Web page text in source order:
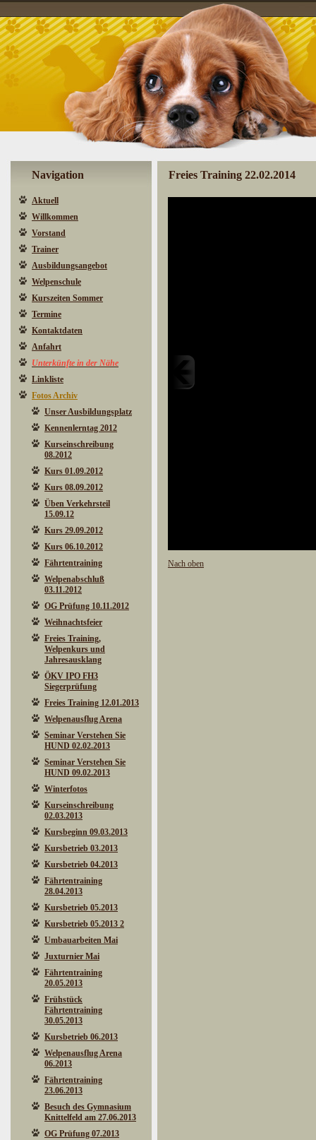
Navigation
Aktuell
Willkommen
Vorstand
Trainer
Ausbildungsangebot
Welpenschule
Kurszeiten Sommer
Termine
Kontaktdaten
Anfahrt
Unterkünfte in der Nähe
Linkliste
Fotos Archiv
Unser Ausbildungsplatz
Kennenlerntag 2012
Kurseinschreibung
08.2012
Kurs 01.09.2012
Kurs 08.09.2012
Üben Verkehrsteil
15.09.12
Kurs 29.09.2012
Kurs 06.10.2012
Fährtentraining
Welpenabschluß
03.11.2012
OG Prüfung 10.11.2012
Weihnachtsfeier
Freies Training,
Welpenkurs und
Jahresausklang
ÖKV IPO FH3
Siegerprüfung
Freies Training 12.01.2013
Welpenausflug Arena
Seminar Verstehen Sie
HUND 02.02.2013
Seminar Verstehen Sie
HUND 09.02.2013
Winterfotos
Kurseinschreibung
02.03.2013
Kursbeginn 09.03.2013
Kursbetrieb 03.2013
Kursbetrieb 04.2013
Fährtentraining
28.04.2013
Kursbetrieb 05.2013
Kursbetrieb 05.2013 2
Umbauarbeiten Mai
Juxturnier Mai
Fährtentraining
20.05.2013
Frühstück
Fährtentraining
30.05.2013
Kursbetrieb 06.2013
Welpenausflug Arena
06.2013
Fährtentraining
23.06.2013
Besuch des Gymnasium
Knittelfeld am 27.06.2013
OG Prüfung 07.2013
Freies Training 22.02.2014
Nach oben